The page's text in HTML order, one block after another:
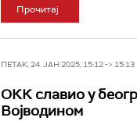
Прочитај
ПЕТАК, 24. ЈАН 2025, 15:12 -> 15:13
ОКК славио у
Војводином